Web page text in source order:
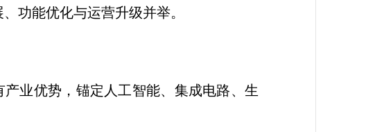
功能优化与运营升级并举。
业优势，锚定人工智能、集成电路、生